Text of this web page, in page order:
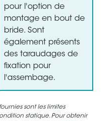
pour l'option de
montage en bout de
bride. Sont
également présents
des taraudages de
fixation pour
l'assembage.
sont les limites
statique. Pour obtenir